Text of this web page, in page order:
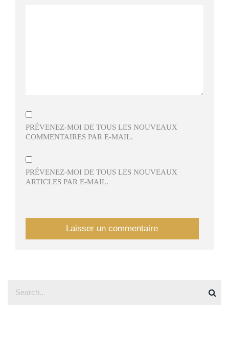
PRÉVENEZ-MOI DE TOUS LES NOUVEAUX
COMMENTAIRES PAR E-MAIL.
PRÉVENEZ-MOI DE TOUS LES NOUVEAUX
ARTICLES PAR E-MAIL.